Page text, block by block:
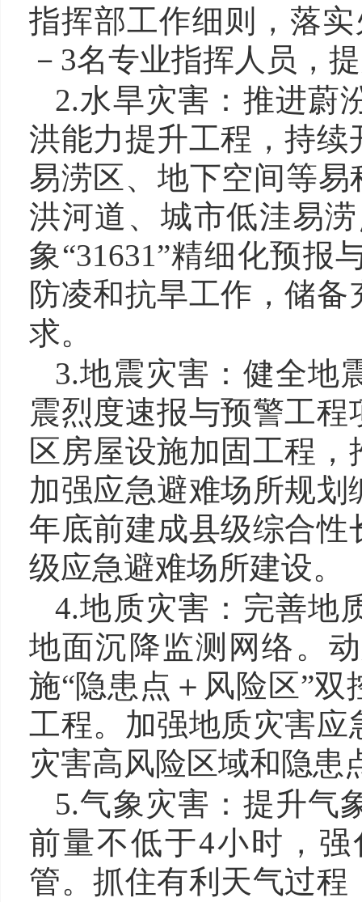
指挥部工作细则，落
－3名专业指挥人员，
2.水旱灾害：推进蔚
洪能力提升工程，持
易涝区、地下空间等易
洪河道、城市低洼易
象“31631”精细化预报
防凌和抗旱工作，储
求。
3.地震灾害：健全地
震烈度速报与预警工
区房屋设施加固工程
加强应急避难场所规
年底前建成县级综合
级应急避难场所建设。
4.地质灾害：完善地
地面沉降监测网络。
施“隐患点＋风险区”
工程。加强地质灾害
灾害高风险区域和隐患
5.气象灾害：提升气
前量不低于4小时，
管。抓住有利天气过